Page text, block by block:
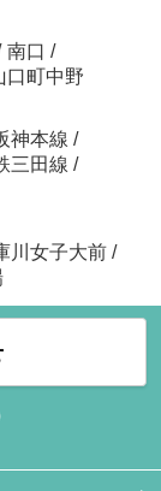
南口 /
口町中野
神本線 /
三田線 /
川女子大前 /